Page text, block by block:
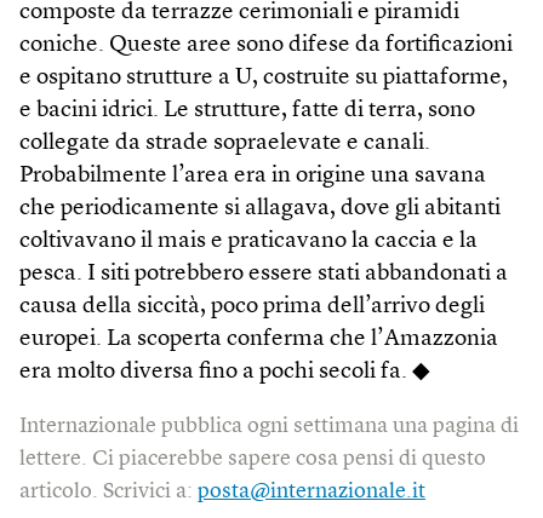
composte da terrazze cerimoniali e piramidi
coniche. Queste aree sono difese da fortificazioni
e ospitano strutture a U, costruite su piattaforme,
e bacini idrici. Le strutture, fatte di terra, sono
collegate da strade sopraelevate e canali.
Probabilmente l’area era in origine una savana
che periodicamente si allagava, dove gli abitanti
coltivavano il mais e praticavano la caccia e la
pesca. I siti potrebbero essere stati abbandonati a
causa della siccità, poco prima dell’arrivo degli
europei. La scoperta conferma che l’Amazzonia
era molto diversa fino a pochi secoli fa. ◆
Internazionale pubblica ogni settimana una pagina di
lettere. Ci piacerebbe sapere cosa pensi di questo
articolo. Scrivici a: posta@internazionale.it